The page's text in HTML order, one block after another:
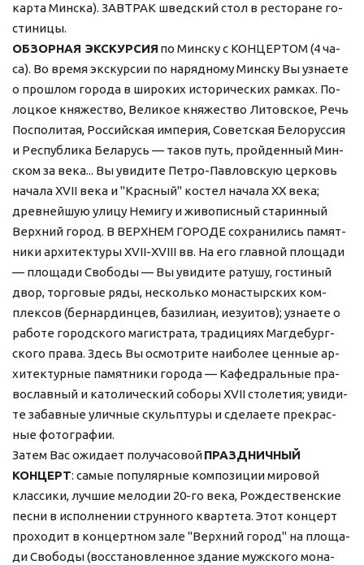
кар­та Мин­ска). ЗАВ­ТРАК швед­ский стол в ре­сто­ра­не го­
сти­ни­цы.
ОБЗОРНАЯ ЭКСКУРСИЯ по Мин­ску с КОНЦЕРТОМ (4 ча­
са). Во вре­мя экс­кур­сии по нарядному Мин­ску Вы узна­е­те
о про­шлом го­ро­да в ши­ро­ких ис­то­ри­че­ских рам­ках. По­
лоц­кое кня­же­ство, Ве­ли­кое кня­же­ство Ли­тов­ское, Речь
Поспо­ли­тая, Рос­сий­ская им­пе­рия, Со­вет­ская Бе­ло­рус­сия
и Рес­пуб­ли­ка Бе­ла­русь — та­ков путь, прой­ден­ный Мин­
ском за ве­ка... Вы уви­ди­те Петро-Павловскую цер­ковь
на­ча­ла ХVII ве­ка и "Крас­ный" ко­стел на­ча­ла ХХ ве­ка;
древ­ней­шую ули­цу Не­ми­гу и жи­во­пис­ный ста­рин­ный
Верх­ний го­род. В ВЕРХНЕМ ГОРОДЕ со­хра­ни­лись па­мят­
ни­ки ар­хи­тек­ту­ры XVII-XVIII вв. На его глав­ной пло­ща­ди
— пло­ща­ди Сво­бо­ды — Вы уви­ди­те ра­ту­шу, го­сти­ный
двор, тор­го­вые ря­ды, не­сколь­ко мо­на­стыр­ских ком­
плек­сов (бер­нар­дин­цев, ба­зи­ли­ан, иезуи­тов); узна­е­те о
ра­бо­те го­род­ско­го ма­ги­стра­та, тра­ди­ци­ях Маг­де­бург­
ско­го пра­ва. Здесь Вы осмот­ри­те наи­бо­лее цен­ные ар­
хи­тек­тур­ные па­мят­ни­ки го­ро­да — Ка­фед­раль­ные пра­
во­слав­ный и ка­то­ли­че­ский со­бо­ры ХVII сто­ле­тия; уви­ди­
те за­бав­ные улич­ные скульп­ту­ры и сде­ла­е­те пре­крас­
ные фо­то­гра­фии.
За­тем Вас ожи­да­ет получасовой ПРАЗДНИЧНЫЙ
КОНЦЕРТ: са­мые по­пу­ляр­ные ком­по­зи­ции ми­ро­вой
клас­си­ки, луч­шие ме­ло­дии 20-го ве­ка, Рож­де­ствен­ские
пес­ни в ис­пол­не­нии струн­но­го квар­те­та. Этот кон­церт
про­хо­дит в концертном за­ле "Верх­ний го­род" на пло­ща­
ди Сво­бо­ды (вос­ста­нов­лен­ное здание муж­ско­го мо­на­